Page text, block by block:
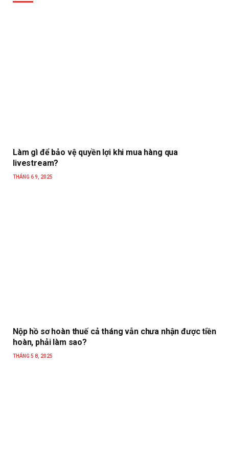
Làm gì để bảo vệ quyền lợi khi mua hàng qua
livestream?
THÁNG 6 9, 2025
Nộp hồ sơ hoàn thuế cả tháng vẫn chưa nhận được tiền
hoàn, phải làm sao?
THÁNG 5 8, 2025